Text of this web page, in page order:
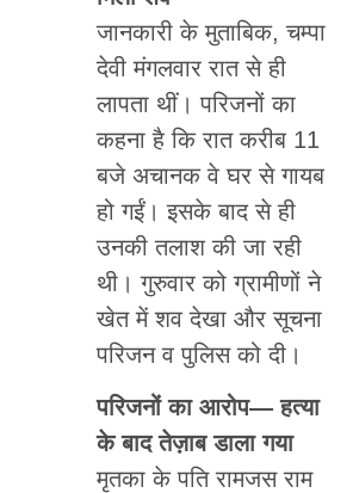
जानकारी के मुताबिक, चम्पा
देवी मंगलवार रात से ही
लापता थीं। परिजनों का
कहना है कि रात करीब 11
बजे अचानक वे घर से गायब
हो गईं। इसके बाद से ही
उनकी तलाश की जा रही
थी। गुरुवार को ग्रामीणों ने
खेत में शव देखा और सूचना
परिजन व पुलिस को दी।
परिजनों का आरोप— हत्या
के बाद तेज़ाब डाला गया
मृतका के पति रामजस राम